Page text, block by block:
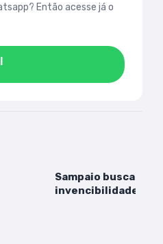
Então acesse já o
Sampaio busca
invencibilidade em